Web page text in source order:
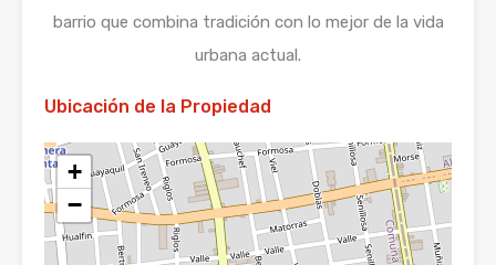
barrio que combina tradición con lo mejor de la vida
urbana actual.
Ubicación de la Propiedad
+
−